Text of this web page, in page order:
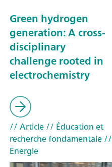
Green hydrogen
generation: A cross-
disciplinary
challenge rooted in
electrochemistry
// Article// Éducation et
recherche fondamentale//
Energie